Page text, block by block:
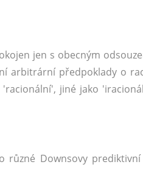
jen s obecným
arbitrární předpoklady o
jiné jako
Downsovy